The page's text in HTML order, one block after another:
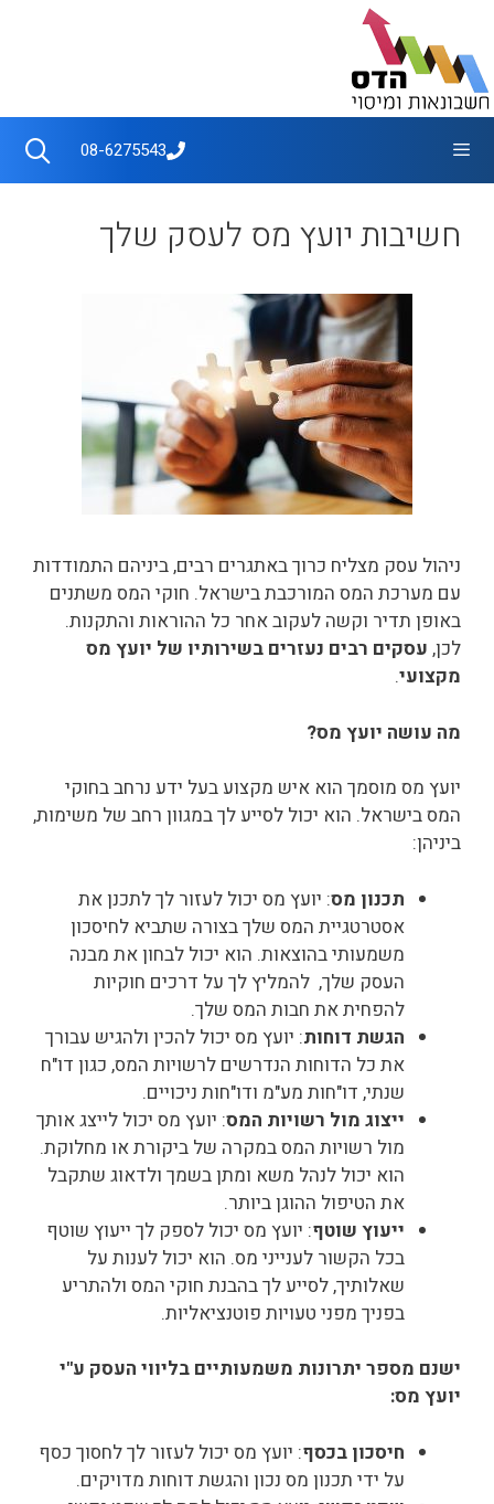
08-6275543
חשיבות יועץ מס לעסק שלך
ניהול עסק מצליח כרוך באתגרים רבים, ביניהם התמודדות
עם מערכת המס המורכבת בישראל. חוקי המס משתנים
באופן תדיר וקשה לעקוב אחר כל ההוראות והתקנות.
לכן, עסקים רבים נעזרים בשירותיו של יועץ מס
מקצועי.
מה עושה יועץ מס?
יועץ מס מוסמך הוא איש מקצוע בעל ידע נרחב בחוקי
המס בישראל. הוא יכול לסייע לך במגוון רחב של משימות,
ביניהן:
תכנון מס: יועץ מס יכול לעזור לך לתכנן את
אסטרטגיית המס שלך בצורה שתביא לחיסכון
משמעותי בהוצאות. הוא יכול לבחון את מבנה
העסק שלך, להמליץ לך על דרכים חוקיות
להפחית את חבות המס שלך.
הגשת דוחות: יועץ מס יכול להכין ולהגיש עבורך
את כל הדוחות הנדרשים לרשויות המס, כגון דו"ח
שנתי, דו"חות מע"מ ודו"חות ניכויים.
ייצוג מול רשויות המס: יועץ מס יכול לייצג אותך
מול רשויות המס במקרה של ביקורת או מחלוקת.
הוא יכול לנהל משא ומתן בשמך ולדאוג שתקבל
את הטיפול ההוגן ביותר.
ייעוץ שוטף: יועץ מס יכול לספק לך ייעוץ שוטף
בכל הקשור לענייני מס. הוא יכול לענות על
שאלותיך, לסייע לך בהבנת חוקי המס ולהתריע
בפניך מפני טעויות פוטנציאליות.
ישנם מספר יתרונות משמעותיים בליווי העסק ע"י
יועץ מס:
חיסכון בכסף: יועץ מס יכול לעזור לך לחסוך כסף
על ידי תכנון מס נכון והגשת דוחות מדויקים.